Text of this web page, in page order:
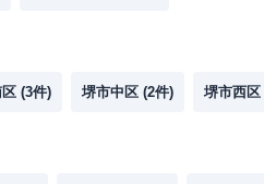
(3件) 堺市中区 (2件) 堺市西区